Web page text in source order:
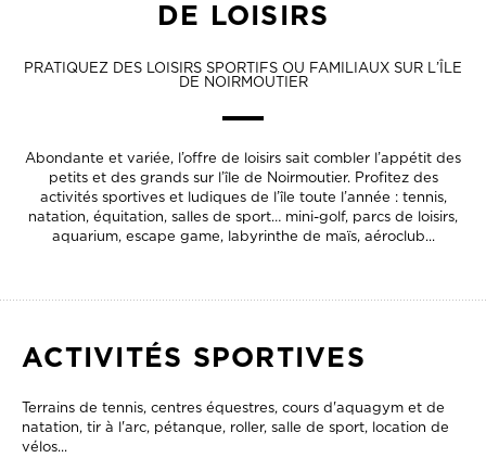
DE LOISIRS
PRATIQUEZ DES LOISIRS SPORTIFS OU FAMILIAUX SUR L’ÎLE
DE NOIRMOUTIER
Abondante et variée, l’offre de loisirs sait combler l’appétit des
petits et des grands sur l’île de Noirmoutier. Profitez des
activités sportives et ludiques de l’île toute l’année : tennis,
natation, équitation, salles de sport… mini-golf, parcs de loisirs,
aquarium, escape game, labyrinthe de maïs, aéroclub...
ACTIVITÉS SPORTIVES
Terrains de tennis, centres équestres, cours d'aquagym et de
natation, tir à l'arc, pétanque, roller, salle de sport, location de
vélos...